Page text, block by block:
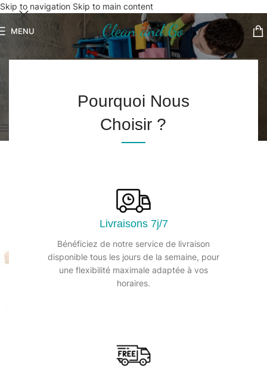
Pourquoi Nous
Choisir ?
Livraisons 7j/7
Bénéficiez de notre service de livraison
disponible tous les jours de la semaine, pour
une flexibilité maximale adaptée à vos
horaires.
Skip to navigation Skip to main content
MENU